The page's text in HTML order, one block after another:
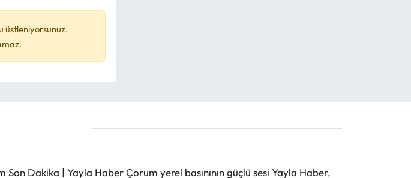
üstleniyorsunuz.
Dakika | Yayla Haber Çorum yerel basınının güçlü sesi Yayla Haber,